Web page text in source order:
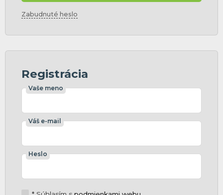
Zabudnuté heslo
Registrácia
Vaše meno
Váš e-mail
Heslo